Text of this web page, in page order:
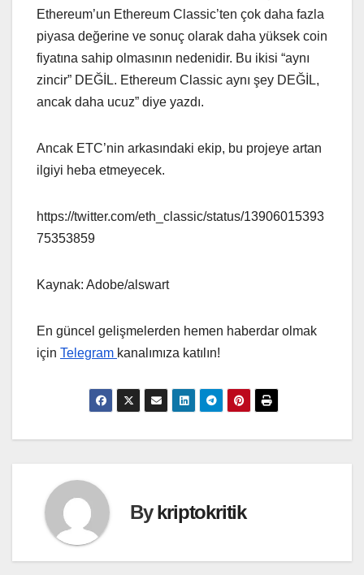
Ethereum’un Ethereum Classic’ten çok daha fazla
piyasa değerine ve sonuç olarak daha yüksek coin
fiyatına sahip olmasının nedenidir. Bu ikisi “aynı
zincir” DEĞİL. Ethereum Classic aynı şey DEĞİL,
ancak daha ucuz” diye yazdı.
Ancak ETC’nin arkasındaki ekip, bu projeye artan
ilgiyi heba etmeyecek.
https://twitter.com/eth_classic/status/13906015393
75353859
Kaynak: Adobe/alswart
En güncel gelişmelerden hemen haberdar olmak
için Telegram kanalımıza katılın!
Bykriptokritik